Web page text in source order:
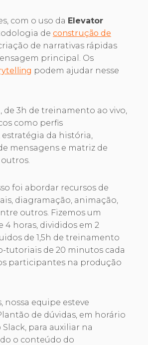
com o uso da Elevator
de construção de
de narrativas rápidas
principal. Os
podem ajudar nesse
de 3h de treinamento ao vivo,
como perfis
da história,
mensagens e matriz de
foi abordar recursos de
diagramação, animação,
outros. Fizemos um
horas, divididos em 2
de 1,5h de treinamento
tutoriais de 20 minutos cada
participantes na produção
nossa equipe esteve
de dúvidas, em horário
para auxiliar na
o conteúdo do